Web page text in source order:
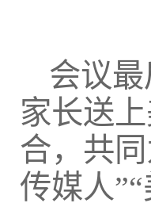
会议
家长送
合，共
传媒人